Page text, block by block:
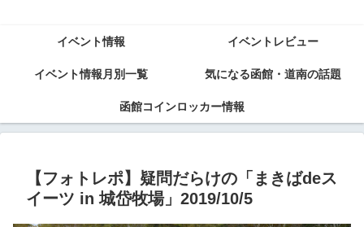
イベント情報 イベントレビュー
イベント情報月別一覧 気になる函館・道南の話題
函館コインロッカー情報
【フォトレポ】疑問だらけの「まきばdeス
イーツ in 城岱牧場」2019/10/5